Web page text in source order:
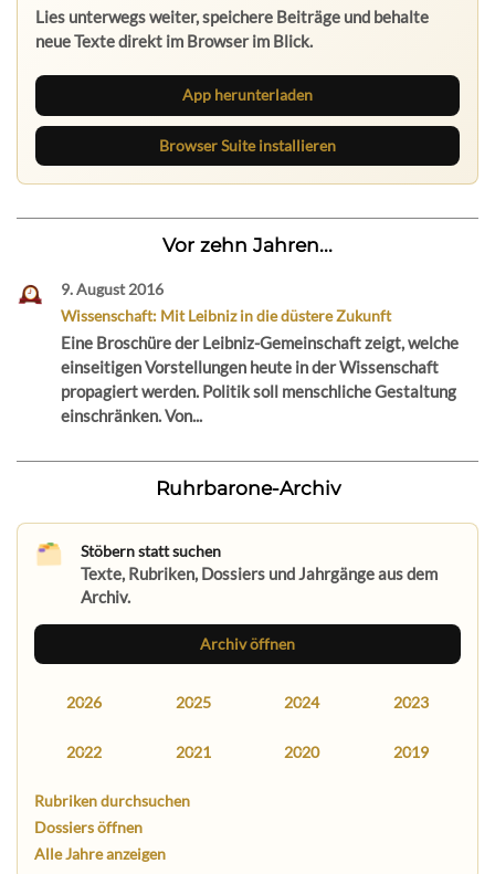
Lies unterwegs weiter, speichere Beiträge und behalte
neue Texte direkt im Browser im Blick.
App herunterladen
Browser Suite installieren
Vor zehn Jahren...
9. August 2016
Wissenschaft: Mit Leibniz in die düstere Zukunft
Eine Broschüre der Leibniz-Gemeinschaft zeigt, welche
einseitigen Vorstellungen heute in der Wissenschaft
propagiert werden. Politik soll menschliche Gestaltung
einschränken. Von...
Ruhrbarone-Archiv
Stöbern statt suchen
Texte, Rubriken, Dossiers und Jahrgänge aus dem
Archiv.
Archiv öffnen
2026 2025 2024 2023
2022 2021 2020 2019
Rubriken durchsuchen
Dossiers öffnen
Alle Jahre anzeigen